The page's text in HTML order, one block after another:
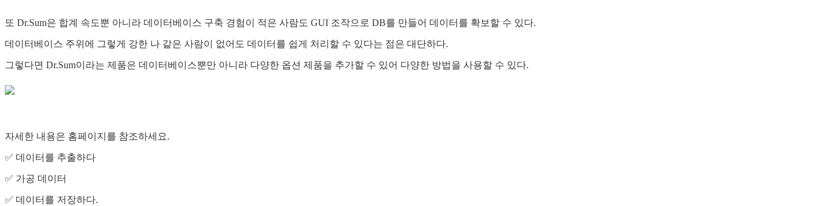
또 Dr.Sum은 합계 속도뿐 아니라 데이터베이스 구축 경험이 적은 사람도 GUI 조작으로 DB를 만들어 데이터를 확보할 수 있다.
데이터베이스 주위에 그렇게 강한 나 같은 사람이 없어도 데이터를 쉽게 처리할 수 있다는 점은 대단하다.
그렇다면 Dr.Sum이라는 제품은 데이터베이스뿐만 아니라 다양한 옵션 제품을 추가할 수 있어 다양한 방법을 사용할 수 있다.
자세한 내용은 홈페이지를 참조하세요.
✅ 데이터를 추출하다
✅ 가공 데이터
✅ 데이터를 저장하다.